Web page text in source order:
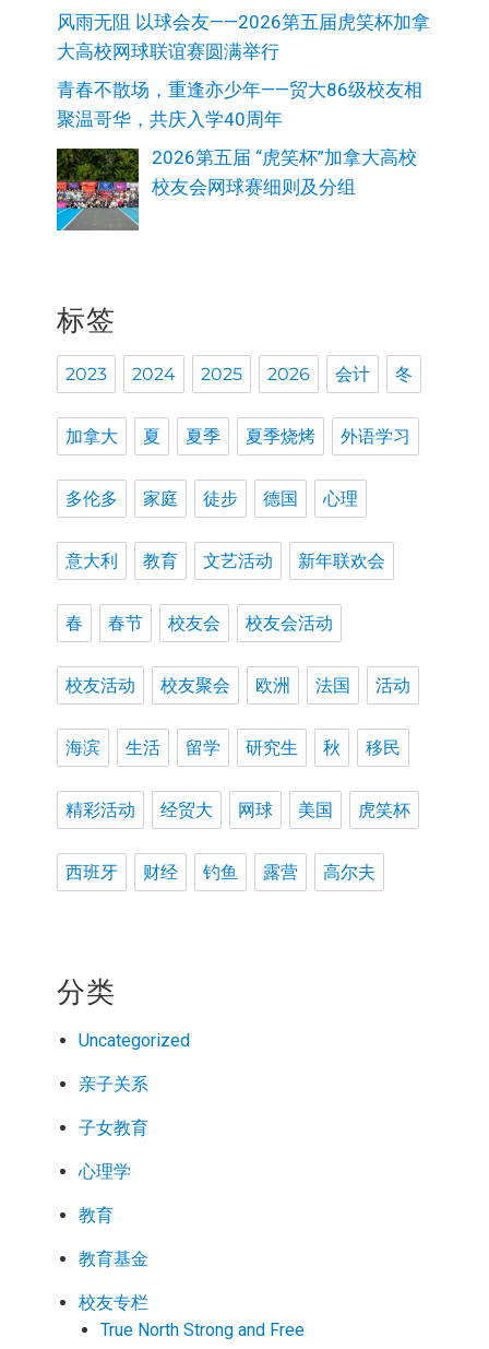
风雨无阻 以球会友——2026第五届虎笑杯加拿
大高校网球联谊赛圆满举行
青春不散场，重逢亦少年——贸大86级校友相
聚温哥华，共庆入学40周年
2026第五届 “虎笑杯”加拿大高校
校友会网球赛细则及分组
标签
2023 2024 2025 2026 会计 冬
加拿大 夏 夏季 夏季烧烤 外语学习
多伦多 家庭 徒步 德国 心理
意大利 教育 文艺活动 新年联欢会
春 春节 校友会 校友会活动
校友活动 校友聚会 欧洲 法国 活动
海滨 生活 留学 研究生 秋 移民
精彩活动 经贸大 网球 美国 虎笑杯
西班牙 财经 钓鱼 露营 高尔夫
分类
Uncategorized
亲子关系
子女教育
心理学
教育
教育基金
校友专栏
True North Strong and Free